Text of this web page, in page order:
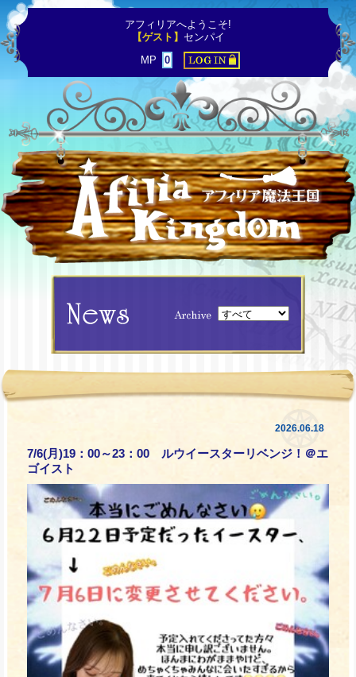
アフィリアへようこそ!
【ゲスト】 センパイ
MP
0
2026.06.18
7/6(月)19：00～23：00 ルウイースターリベンジ！＠エ
ゴイスト